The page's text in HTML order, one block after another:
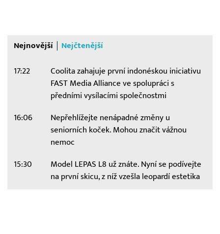
Nejnovější Nejčtenější
17:22
Coolita zahajuje první indonéskou iniciativu
FAST Media Alliance ve spolupráci s
předními vysílacími společnostmi
16:06
Nepřehlížejte nenápadné změny u
seniorních koček. Mohou značit vážnou
nemoc
15:30
Model LEPAS L8 už znáte. Nyní se podívejte
na první skicu, z níž vzešla leopardí estetika